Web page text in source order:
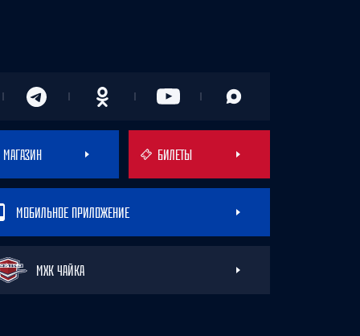
МАГАЗИН БИЛЕТЫ
МОБИЛЬНОЕ ПРИЛОЖЕНИЕ
МХК ЧАЙКА